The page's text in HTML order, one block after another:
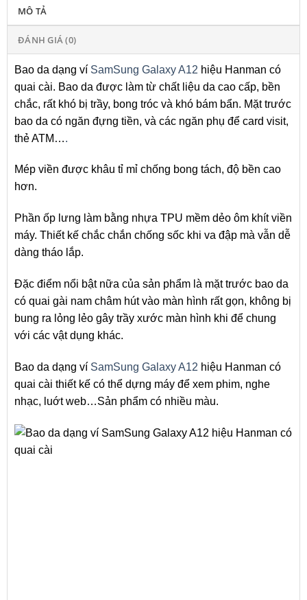
MÔ TẢ
ĐÁNH GIÁ (0)
Bao da dạng ví SamSung Galaxy A12 hiệu Hanman có
quai cài. Bao da được làm từ chất liệu da cao cấp, bền
chắc, rất khó bị trầy, bong tróc và khó bám bẩn. Mặt trước
bao da có ngăn đựng tiền, và các ngăn phụ để card visit,
thẻ ATM….
Mép viền được khâu tỉ mỉ chống bong tách, độ bền cao
hơn.
Phần ốp lưng làm bằng nhựa TPU mềm dẻo ôm khít viền
máy. Thiết kế chắc chắn chống sốc khi va đập mà vẫn dễ
dàng tháo lắp.
Đặc điểm nổi bật nữa của sản phẩm là mặt trước bao da
có quai gài nam châm hút vào màn hình rất gọn, không bị
bung ra lỏng lẻo gây trầy xước màn hình khi để chung
với các vật dụng khác.
Bao da dạng ví SamSung Galaxy A12 hiệu Hanman có
quai cài thiết kế có thể dựng máy để xem phim, nghe
nhạc, luớt web…Sản phẩm có nhiều màu.